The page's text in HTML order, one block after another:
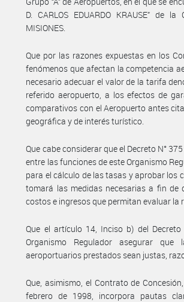
D. CARLOS EDUARDO KRAUSE” de
MISIONES.
Que por las razones expuestas en los
fenómenos que afectan la competencia
necesario adecuar el valor de la tarifa
referido aeropuerto, a los efectos de
comparativos con el Aeropuerto antes
geográfica y de interés turístico.
Que cabe considerar que el Decreto N°
entre las funciones de este Organismo
para el cálculo de las tasas y aprobar los
tomará las medidas necesarias a fin de
costos e ingresos que permitan evaluar la
Que el artículo 14, Inciso b) del
Organismo Regulador asegurar
aeroportuarios prestados sean justas,
Que, asimismo, el Contrato de
febrero de 1998, incorpora pautas